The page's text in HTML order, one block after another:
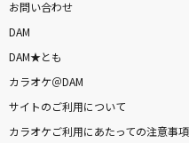
お問い合わせ
DAM
DAM★とも
カラオケ＠DAM
サイトのご利用について
カラオケご利用にあたっての注意事項